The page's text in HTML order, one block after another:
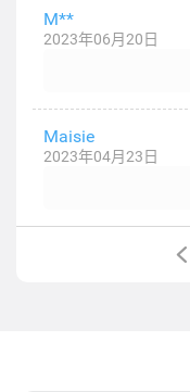
M**
2023年06月20日
Maisie
2023年04月23日